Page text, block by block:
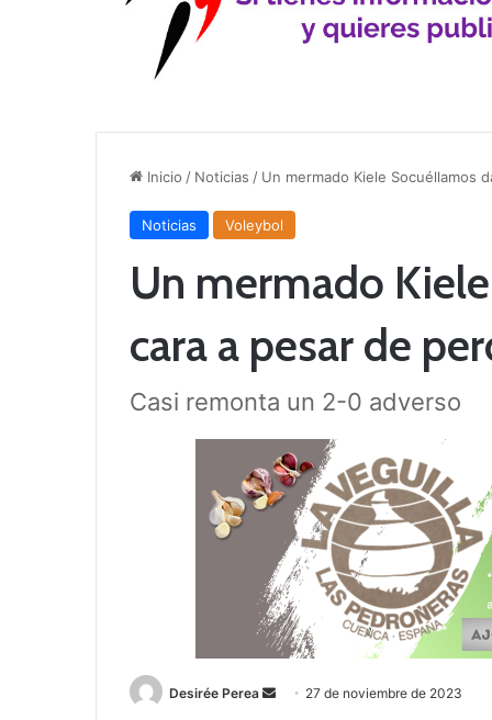
Inicio / Noticias / Un mermado Kiele Socuéllamos
Noticias Voleybol
Un mermado
cara a pesar de
Casi remonta un 2-0 adverso
Desirée Perea 27 de noviembre de 2023